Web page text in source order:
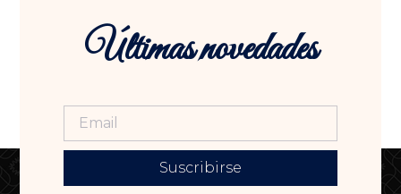
Últimas novedades
Suscribirse